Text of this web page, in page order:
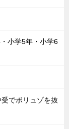
小学5年・小学6
でボリュゾを抜